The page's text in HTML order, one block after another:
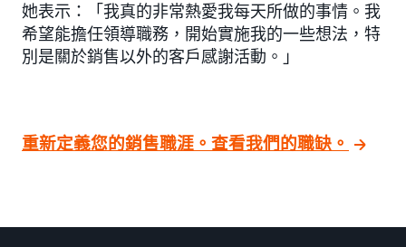
她表示：「我真的非常熱愛我每天所做的事情。我
希望能擔任領導職務，開始實施我的一些想法，特
別是關於銷售以外的客戶感謝活動。」
重新定義您的銷售職涯。查看我們的職缺。